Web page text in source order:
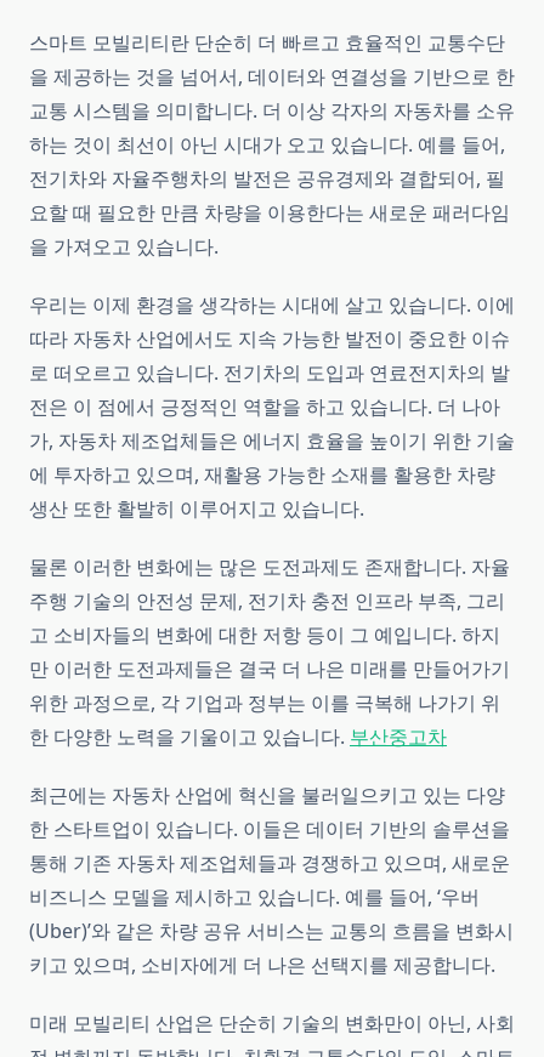
스마트 모빌리티란 단순히 더 빠르고 효율적인 교통수단
을 제공하는 것을 넘어서, 데이터와 연결성을 기반으로 한
교통 시스템을 의미합니다. 더 이상 각자의 자동차를 소유
하는 것이 최선이 아닌 시대가 오고 있습니다. 예를 들어,
전기차와 자율주행차의 발전은 공유경제와 결합되어, 필
요할 때 필요한 만큼 차량을 이용한다는 새로운 패러다임
을 가져오고 있습니다.
우리는 이제 환경을 생각하는 시대에 살고 있습니다. 이에
따라 자동차 산업에서도 지속 가능한 발전이 중요한 이슈
로 떠오르고 있습니다. 전기차의 도입과 연료전지차의 발
전은 이 점에서 긍정적인 역할을 하고 있습니다. 더 나아
가, 자동차 제조업체들은 에너지 효율을 높이기 위한 기술
에 투자하고 있으며, 재활용 가능한 소재를 활용한 차량
생산 또한 활발히 이루어지고 있습니다.
물론 이러한 변화에는 많은 도전과제도 존재합니다. 자율
주행 기술의 안전성 문제, 전기차 충전 인프라 부족, 그리
고 소비자들의 변화에 대한 저항 등이 그 예입니다. 하지
만 이러한 도전과제들은 결국 더 나은 미래를 만들어가기
위한 과정으로, 각 기업과 정부는 이를 극복해 나가기 위
한 다양한 노력을 기울이고 있습니다. 부산중고차
최근에는 자동차 산업에 혁신을 불러일으키고 있는 다양
한 스타트업이 있습니다. 이들은 데이터 기반의 솔루션을
통해 기존 자동차 제조업체들과 경쟁하고 있으며, 새로운
비즈니스 모델을 제시하고 있습니다. 예를 들어, ‘우버
(Uber)’와 같은 차량 공유 서비스는 교통의 흐름을 변화시
키고 있으며, 소비자에게 더 나은 선택지를 제공합니다.
미래 모빌리티 산업은 단순히 기술의 변화만이 아닌, 사회